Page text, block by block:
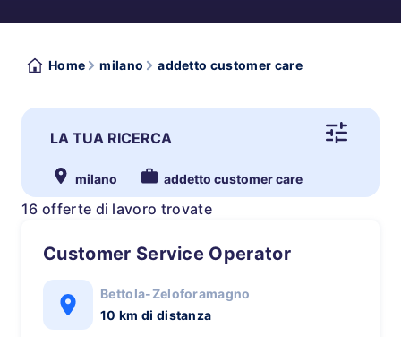
Home milano addetto customer care
LA TUA RICERCA
milano addetto customer care
16 offerte di lavoro trovate
Customer Service Operator
Bettola-Zeloforamagno
10 km di distanza